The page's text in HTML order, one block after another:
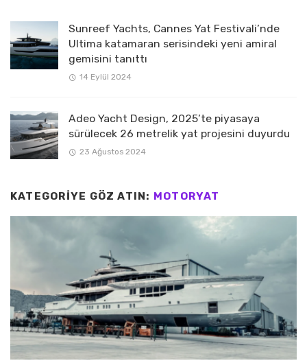
Sunreef Yachts, Cannes Yat Festivali’nde
Ultima katamaran serisindeki yeni amiral
gemisini tanıttı
14 Eylül 2024
Adeo Yacht Design, 2025’te piyasaya
sürülecek 26 metrelik yat projesini duyurdu
23 Ağustos 2024
KATEGORIYE GÖZ ATIN: MOTORYAT